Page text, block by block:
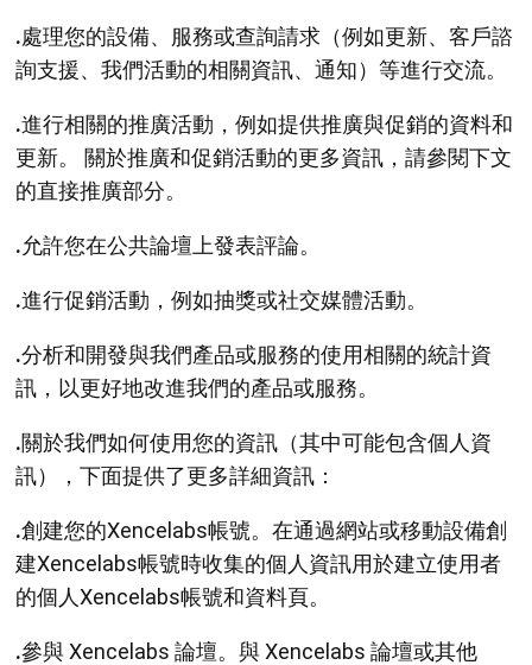
.處理您的設備、服務或查詢請求（例如更新、客戶諮
詢支援、我們活動的相關資訊、通知）等進行交流。
.進行相關的推廣活動，例如提供推廣與促銷的資料和
更新。 關於推廣和促銷活動的更多資訊，請參閱下文
的直接推廣部分。
.允許您在公共論壇上發表評論。
.進行促銷活動，例如抽獎或社交媒體活動。
.分析和開發與我們產品或服務的使用相關的統計資
訊，以更好地改進我們的產品或服務。
.關於我們如何使用您的資訊（其中可能包含個人資
訊），下面提供了更多詳細資訊：
.創建您的Xencelabs帳號。在通過網站或移動設備創
建Xencelabs帳號時收集的個人資訊用於建立使用者
的個人Xencelabs帳號和資料頁。
.參與 Xencelabs 論壇。與 Xencelabs 論壇或其他